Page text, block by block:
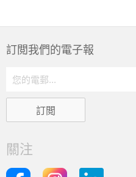
訂閲我們的電子報
關注